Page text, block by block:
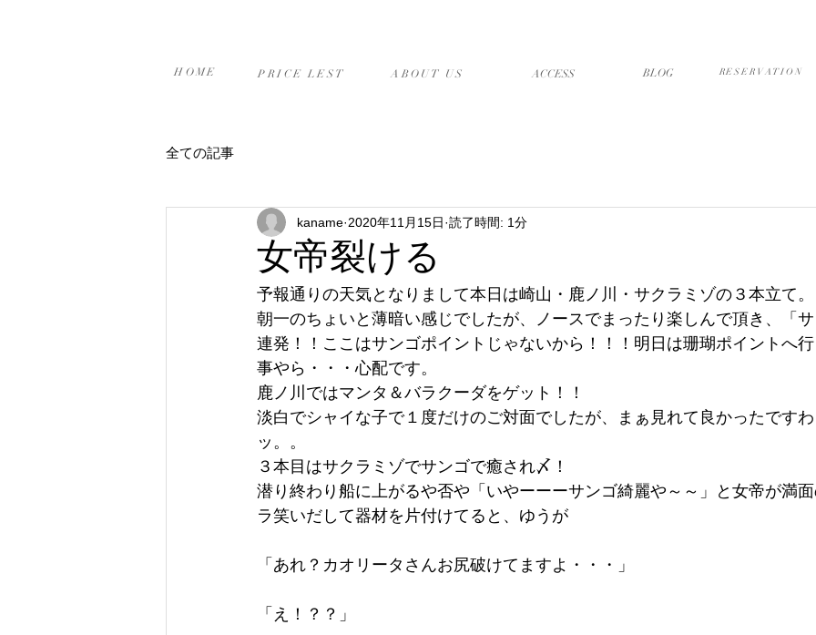
HOME PRICE LEST ABOUT US ​ACCESS BLOG RESERVATION
全ての記事
女帝裂ける
kaname 2020年11月15日 読了時間: 1分
予報通りの天気となりまして本日は崎山・鹿ノ川・サクラミゾの３本立て。
朝一のちょいと薄暗い感じでしたが、ノースでまったり楽しんで頂き、「
連発！！ここはサンゴポイントじゃないから！！！明日は珊瑚ポイントへ
事やら・・・心配です。
鹿ノ川ではマンタ＆バラクーダをゲット！！
淡白でシャイな子で１度だけのご対面でしたが、まぁ見れて良かったです
ッ。。
３本目はサクラミゾでサンゴで癒され〆！
潜り終わり船に上がるや否や「いやーーーサンゴ綺麗や～～」と女帝が満
ラ笑いだして器材を片付けてると、ゆうが
「あれ？カオリータさんお尻破けてますよ・・・」
「え！？？」